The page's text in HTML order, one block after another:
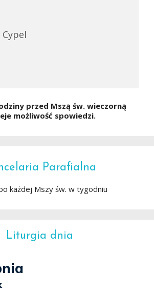
przed Mszą św. wieczorną
możliwość spowiedzi.
Parafialna
każdej Mszy św. w tygodniu
Liturgia dnia